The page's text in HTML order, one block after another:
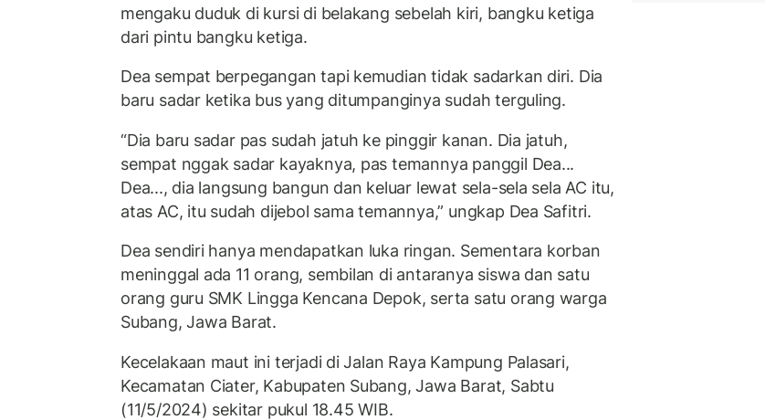
mengaku duduk di kursi di belakang sebelah kiri, bangku ketiga
dari pintu bangku ketiga.
Dea sempat berpegangan tapi kemudian tidak sadarkan diri. Dia
baru sadar ketika bus yang ditumpanginya sudah terguling.
“Dia baru sadar pas sudah jatuh ke pinggir kanan. Dia jatuh,
sempat nggak sadar kayaknya, pas temannya panggil Dea...
Dea..., dia langsung bangun dan keluar lewat sela-sela sela AC itu,
atas AC, itu sudah dijebol sama temannya,” ungkap Dea Safitri.
Dea sendiri hanya mendapatkan luka ringan. Sementara korban
meninggal ada 11 orang, sembilan di antaranya siswa dan satu
orang guru SMK Lingga Kencana Depok, serta satu orang warga
Subang, Jawa Barat.
Kecelakaan maut ini terjadi di Jalan Raya Kampung Palasari,
Kecamatan Ciater, Kabupaten Subang, Jawa Barat, Sabtu
(11/5/2024) sekitar pukul 18.45 WIB.